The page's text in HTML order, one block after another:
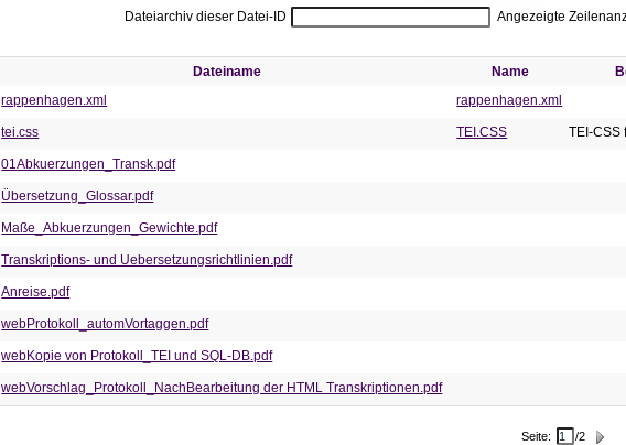
Dateiarchiv dieser Datei-ID Angezeigte
Dateiname Name
rappenhagen.xml rappenhagen.xml
tei.css TEI.CSS TEI-CSS
01Abkuerzungen_Transk.pdf
Übersetzung_Glossar.pdf
Maße_Abkuerzungen_Gewichte.pdf
Transkriptions- und Uebersetzungsrichtlinien.pdf
Anreise.pdf
webProtokoll_automVortaggen.pdf
webKopie von Protokoll_TEI und SQL-DB.pdf
webVorschlag_Protokoll_NachBearbeitung der HTML Transkriptionen.pdf
Seite: /2